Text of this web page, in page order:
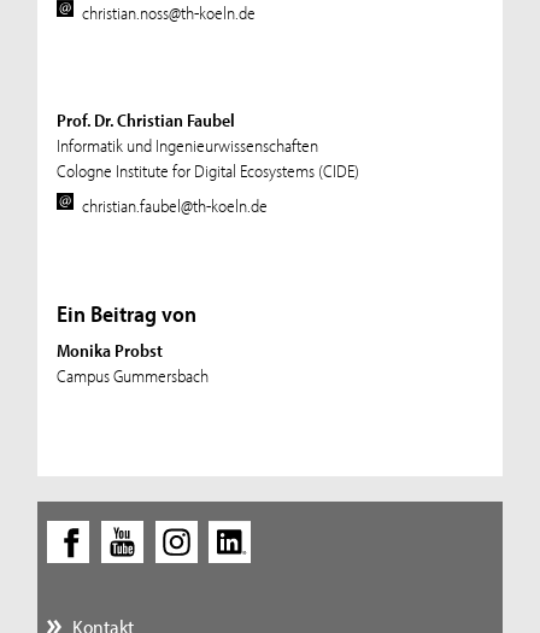
christian.noss@th-koeln.de
Prof. Dr. Christian Faubel
Informatik und Ingenieurwissenschaften
Cologne Institute for Digital Ecosystems (CIDE)
christian.faubel@th-koeln.de
Ein Beitrag von
Monika Probst
Campus Gummersbach
Kontakt